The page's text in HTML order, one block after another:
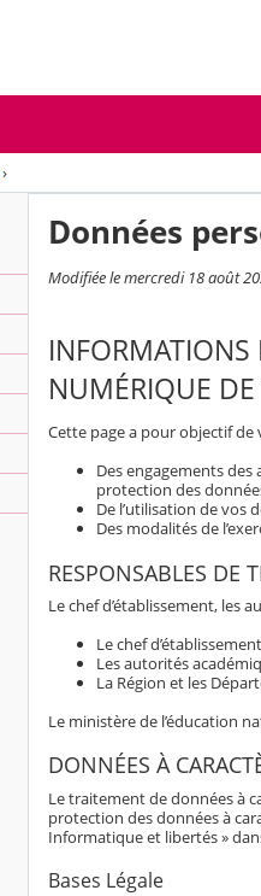
›
Données
Modifiée le mercredi 18 août
INFORMATIONS
NUMÉRIQUE
Cette page a pour objectif de
Des engagements
protection des
De l’utilisation de vos
Des modalités de
RESPONSABLES DE
Le chef d’établissement, les
Le chef
Les autorités
La Région et les
Le ministère de l’éducation
DONNÉES À
Le traitement de données à
protection des données à
Informatique et libertés »
Bases Légale